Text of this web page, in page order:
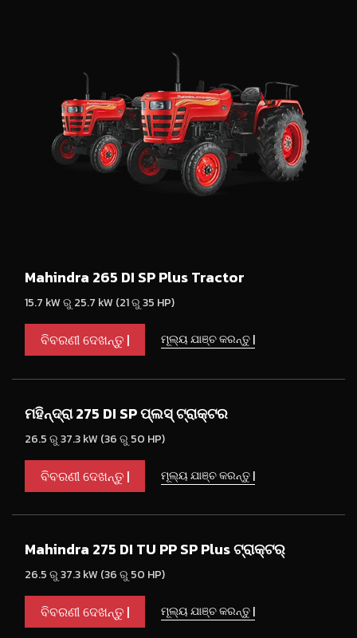
Mahindra 265 DI SP Plus Tractor
15.7 kW ରୁ 25.7 kW (21 ରୁ 35 HP)
ବିବରଣୀ ଦେଖନ୍ତୁ | ମୂଲ୍ୟ ଯାଞ୍ଚ କରନ୍ତୁ |
ମହିନ୍ଦ୍ରା 275 DI SP ପ୍ଲସ୍ ଟ୍ରାକ୍ଟର
26.5 ରୁ 37.3 kW (36 ରୁ 50 HP)
ବିବରଣୀ ଦେଖନ୍ତୁ | ମୂଲ୍ୟ ଯାଞ୍ଚ କରନ୍ତୁ |
Mahindra 275 DI TU PP SP Plus ଟ୍ରାକ୍ଟର୍
26.5 ରୁ 37.3 kW (36 ରୁ 50 HP)
ବିବରଣୀ ଦେଖନ୍ତୁ | ମୂଲ୍ୟ ଯାଞ୍ଚ କରନ୍ତୁ |